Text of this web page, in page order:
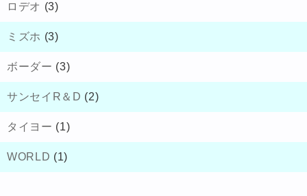
ロデオ (3)
ミズホ (3)
ボーダー (3)
サンセイR＆D (2)
タイヨー (1)
WORLD (1)